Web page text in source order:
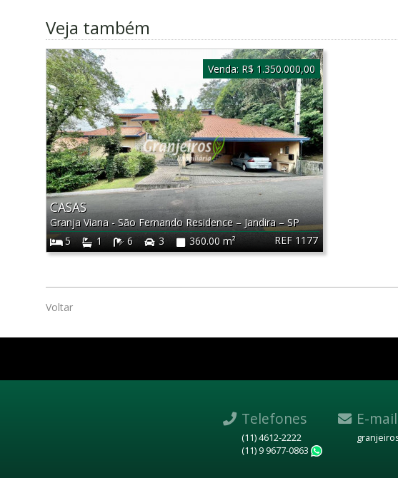
Veja também
REF 1177
CASAS
Granja Viana - São Fernando Residence–Jandira–SP
5
1 6 3 360.00 m²
Venda: R$ 1.350.000,00
Voltar
Telefones
(11) 4612-2222
(11) 9 9677-0863
E-mail